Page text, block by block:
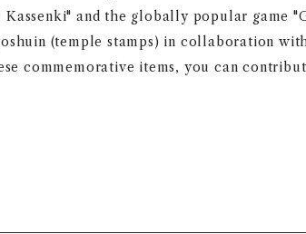
and the globally popular game
(temple stamps) in collaboration
commemorative items, you can